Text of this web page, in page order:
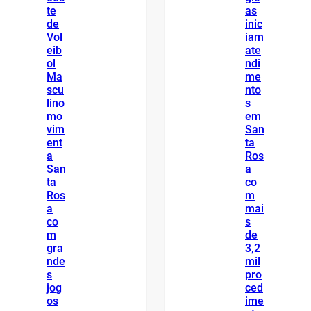
te
de
Vol
eib
ol
Ma
scu
lino
mo
vim
ent
a
San
ta
Ros
a
co
m
gra
nde
s
jog
os
as
inic
iam
ate
ndi
me
nto
s
em
San
ta
Ros
a
co
m
mai
s
de
3,2
mil
pro
ced
ime